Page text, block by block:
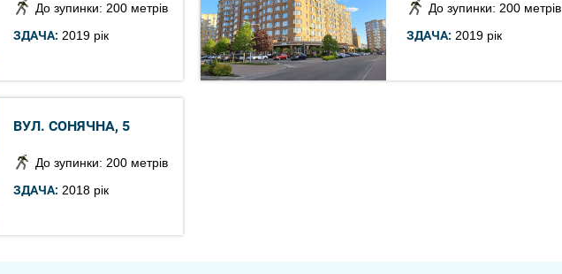
До зупинки: 200 метрів
ЗДАЧА: 2019 рік
До зупинки: 200 метрів
ЗДАЧА: 2019 рік
ВУЛ. СОНЯЧНА, 5
До зупинки: 200 метрів
ЗДАЧА: 2018 рік